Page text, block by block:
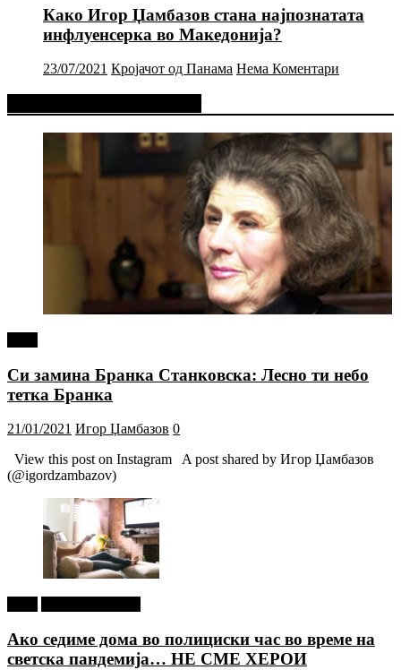
Како Игор Џамбазов стана најпознатата
инфлуенсерка во Македонија?
23/07/2021 Кројачот од Панама Нема Коментари
Си замина Бранка Станковска: Лесно ти небо
тетка Бранка
21/01/2021 Игор Џамбазов 0
View this post on Instagram A post shared by Игор Џамбазов
(@igordzambazov)
Ако седиме дома во полициски час во време на
светска пандемија… НЕ СМЕ ХЕРОИ